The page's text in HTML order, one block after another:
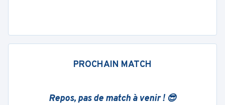
PROCHAIN MATCH
Repos, pas de match à venir ! 😎